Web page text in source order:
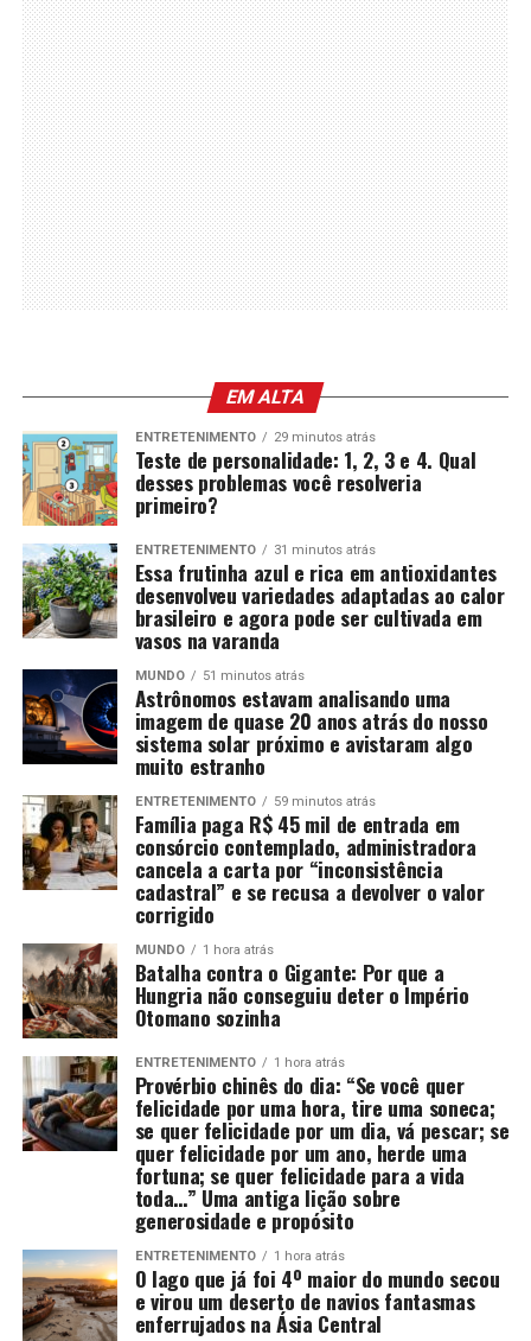
EM ALTA
ENTRETENIMENTO 29 minutos atrás
Teste de personalidade: 1, 2, 3 e 4. Qual
desses problemas você resolveria
primeiro?
ENTRETENIMENTO 31 minutos atrás
Essa frutinha azul e rica em antioxidantes
desenvolveu variedades adaptadas ao calor
brasileiro e agora pode ser cultivada em
vasos na varanda
MUNDO 51 minutos atrás
Astrônomos estavam analisando uma
imagem de quase 20 anos atrás do nosso
sistema solar próximo e avistaram algo
muito estranho
ENTRETENIMENTO 59 minutos atrás
Família paga R$ 45 mil de entrada em
consórcio contemplado, administradora
cancela a carta por “inconsistência
cadastral” e se recusa a devolver o valor
corrigido
MUNDO 1 hora atrás
Batalha contra o Gigante: Por que a
Hungria não conseguiu deter o Império
Otomano sozinha
ENTRETENIMENTO 1 hora atrás
Provérbio chinês do dia: “Se você quer
felicidade por uma hora, tire uma soneca;
se quer felicidade por um dia, vá pescar; se
quer felicidade por um ano, herde uma
fortuna; se quer felicidade para a vida
toda…” Uma antiga lição sobre
generosidade e propósito
ENTRETENIMENTO 1 hora atrás
O lago que já foi 4º maior do mundo secou
e virou um deserto de navios fantasmas
enferrujados na Ásia Central